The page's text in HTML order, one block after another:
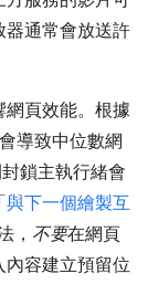
器通常會放送許
網頁效能。根據
導致中位數網
鎖主執行緒會
與下一個繪製互
， 不要在網頁
內容建立預留位